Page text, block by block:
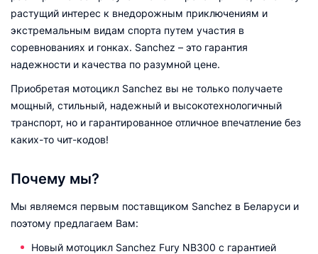
растущий интерес к внедорожным приключениям и
экстремальным видам спорта путем участия в
соревнованиях и гонках. Sanchez – это гарантия
надежности и качества по разумной цене.
Приобретая мотоцикл Sanchez вы не только получаете
мощный, стильный, надежный и высокотехнологичный
транспорт, но и гарантированное отличное впечатление без
каких-то чит-кодов!
Почему мы?
Мы являемся первым поставщиком Sanchez в Беларуси и
поэтому предлагаем Вам:
Новый мотоцикл Sanchez Fury NB300 с гарантией